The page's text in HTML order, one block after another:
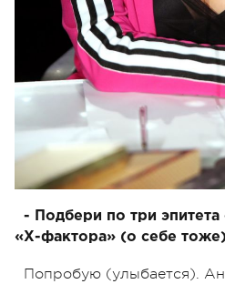
- Подбери по три
«Х-фактора» (о себе
Попробую (улыбается).